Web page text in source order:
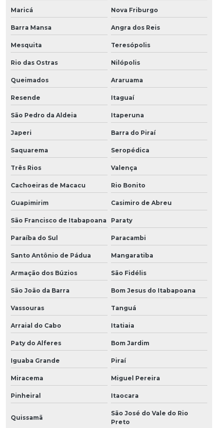
Maricá Nova Friburgo
Barra Mansa Angra dos Reis
Mesquita Teresópolis
Rio das Ostras Nilópolis
Queimados Araruama
Resende Itaguaí
São Pedro da Aldeia Itaperuna
Japeri Barra do Piraí
Saquarema Seropédica
Três Rios Valença
Cachoeiras de Macacu Rio Bonito
Guapimirim Casimiro de Abreu
São Francisco de Itabapoana Paraty
Paraíba do Sul Paracambi
Santo Antônio de Pádua Mangaratiba
Armação dos Búzios São Fidélis
São João da Barra Bom Jesus do Itabapoana
Vassouras Tanguá
Arraial do Cabo Itatiaia
Paty do Alferes Bom Jardim
Iguaba Grande Piraí
Miracema Miguel Pereira
Pinheiral Itaocara
Quissamã
São José do Vale do Rio
Preto